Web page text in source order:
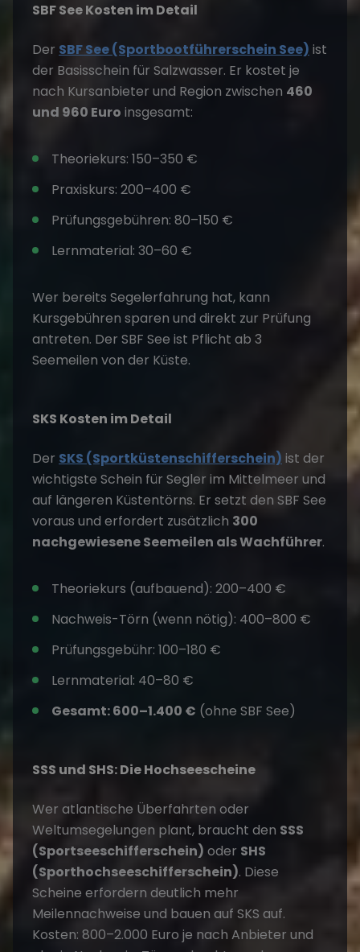
SBF See Kosten im Detail
Der SBF See (Sportbootführerschein See) ist
der Basisschein für Salzwasser. Er kostet je
nach Kursanbieter und Region zwischen 460
und 960 Euro insgesamt:
Theoriekurs: 150–350 €
Praxiskurs: 200–400 €
Prüfungsgebühren: 80–150 €
Lernmaterial: 30–60 €
Wer bereits Segelerfahrung hat, kann
Kursgebühren sparen und direkt zur Prüfung
antreten. Der SBF See ist Pflicht ab 3
Seemeilen von der Küste.
SKS Kosten im Detail
Der SKS (Sportküstenschifferschein) ist der
wichtigste Schein für Segler im Mittelmeer und
auf längeren Küstentörns. Er setzt den SBF See
voraus und erfordert zusätzlich 300
nachgewiesene Seemeilen als Wachführer.
Theoriekurs (aufbauend): 200–400 €
Nachweis-Törn (wenn nötig): 400–800 €
Prüfungsgebühr: 100–180 €
Lernmaterial: 40–80 €
Gesamt: 600–1.400 € (ohne SBF See)
SSS und SHS: Die Hochseescheine
Wer atlantische Überfahrten oder
Weltumsegelungen plant, braucht den SSS
(Sportseeschifferschein) oder SHS
(Sporthochseeschifferschein). Diese
Scheine erfordern deutlich mehr
Meilennachweise und bauen auf SKS auf.
Kosten: 800–2.000 Euro je nach Anbieter und